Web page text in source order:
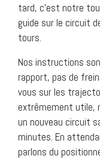
tard, c’est notre
guide sur le circuit
tours.
Nos instructions
rapport, pas de
vous sur les
extrêmement utile,
un nouveau circuit
minutes. En
parlons du